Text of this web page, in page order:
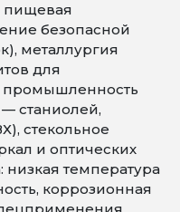
пищевая
безопасной
металлургия
для
промышленность
станиолей,
стекольное
и оптических
низкая температура
коррозионная